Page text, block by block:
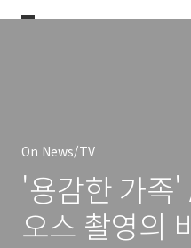
On News/TV
'용감한 가족'
오스 촬영의